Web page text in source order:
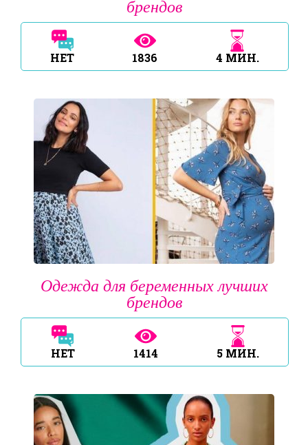
брендов
НЕТ 1836 4 МИН.
Одежда для беременных лучших
брендов
НЕТ 1414 5 МИН.